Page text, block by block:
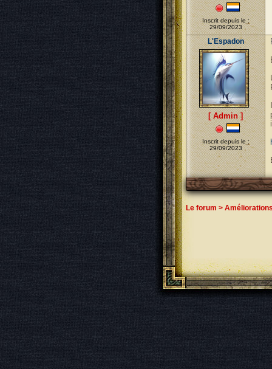
Inscrit depuis le :
29/09/2023
L'Espadon
[ Admin ]
Inscrit depuis le :
29/09/2023
Le forum >